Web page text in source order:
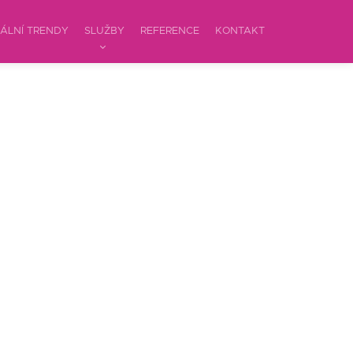
TRENDY SLUŽBY REFERENCE KONTAKT